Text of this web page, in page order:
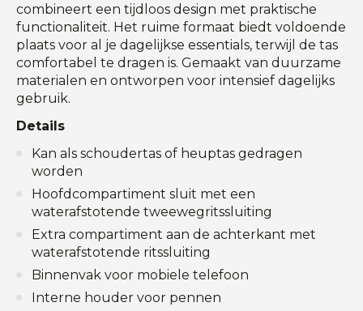
combineert een tijdloos design met praktische
functionaliteit. Het ruime formaat biedt voldoende
plaats voor al je dagelijkse essentials, terwijl de tas
comfortabel te dragen is. Gemaakt van duurzame
materialen en ontworpen voor intensief dagelijks
gebruik.
Details
Kan als schoudertas of heuptas gedragen
worden
Hoofdcompartiment sluit met een
waterafstotende tweewegritssluiting
Extra compartiment aan de achterkant met
waterafstotende ritssluiting
Binnenvak voor mobiele telefoon
Interne houder voor pennen